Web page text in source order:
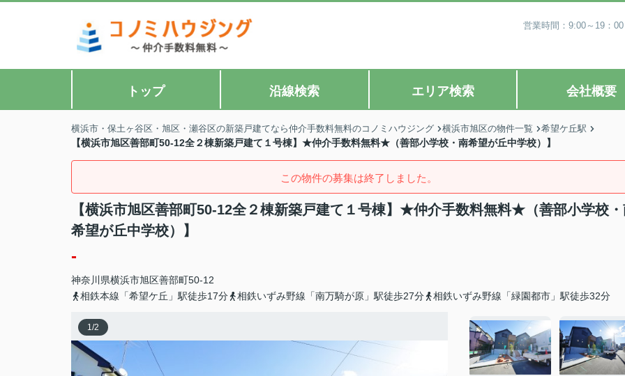
営業時間：9:00～19：
トップ 沿線検索 エリア検索 会社概要
横浜市・保土ヶ谷区・旭区・瀬谷区の新築戸建てなら仲介手数料無料のコノミハウジング 横浜市旭区の物件一覧 希望ケ丘駅
【横浜市旭区善部町50-12全２棟新築戸建て１号棟】★仲介手数料無料★（善部小学校・南希望が丘中学校）】
この物件の募集は終了しました。
【横浜市旭区善部町50-12全２棟新築戸建て１号棟】★仲介手数料無料★（善部小学校
希望が丘中学校）】
-
神奈川県横浜市旭区善部町50-12
相鉄本線「希望ケ丘」駅徒歩17分
相鉄いずみ野線「南万騎が原」駅徒歩27分 相鉄いずみ野線「緑園都市」駅徒歩32分
1/2